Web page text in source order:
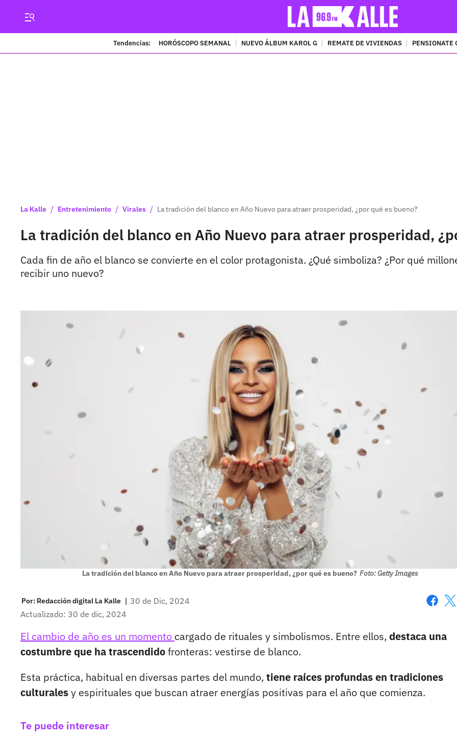
Tendencias: HORÓSCOPO SEMANAL NUEVO ÁLBUM KAROL G REMATE DE VIVIENDAS PENSIONATE
La Kalle / Entretenimiento / Virales / La tradición del blanco en Año Nuevo para atraer prosperidad, ¿por qué es bueno?
La tradición del blanco en Año Nuevo para atraer prosperidad,
Cada fin de año el blanco se convierte en el color protagonista. ¿Qué simboliza? ¿Por qué
recibir uno nuevo?
La tradición del blanco en Año Nuevo para atraer prosperidad, ¿por qué es bueno? Foto: Getty Images
Por: Redacción digital La Kalle | 30 de Dic, 2024
Actualizado: 30 de dic, 2024
El cambio de año es un momento cargado de rituales y simbolismos. Entre ellos, destaca una
costumbre que ha trascendidofronteras: vestirse de blanco.
Esta práctica, habitual en diversas partes del mundo, tiene raíces profundas en tradiciones
culturalesy espirituales que buscan atraer energías positivas para el año que comienza.
Te puede interesar